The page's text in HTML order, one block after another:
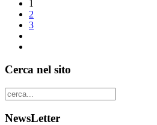
1
2
3
Cerca nel sito
NewsLetter